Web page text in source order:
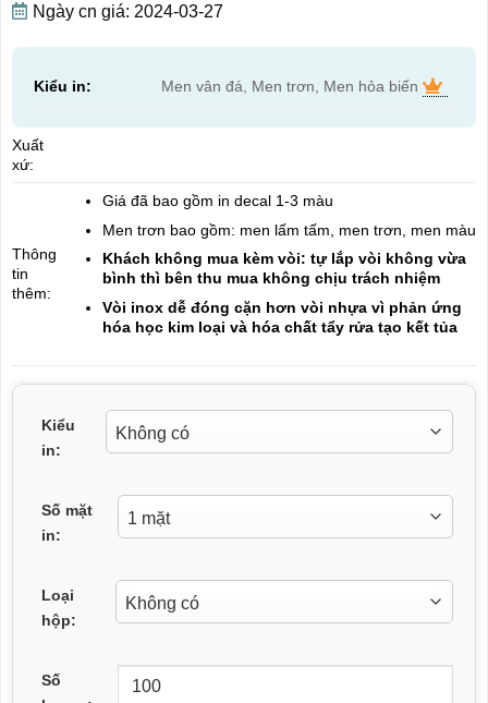
Ngày cn giá: 2024-03-27
Kiểu in: Men vân đá, Men trơn, Men hỏa biến
Xuất
xứ:
Thông
tin
thêm:
Giá đã bao gồm in decal 1-3 màu
Men trơn bao gồm: men lấm tấm, men trơn, men màu
Khách không mua kèm vòi: tự lắp vòi không vừa
bình thì bên thu mua không chịu trách nhiệm
Vòi inox dễ đóng cặn hơn vòi nhựa vì phản ứng
hóa học kim loại và hóa chất tẩy rửa tạo kết tủa
Kiểu
in:
Số mặt
in:
Loại
hộp:
Số